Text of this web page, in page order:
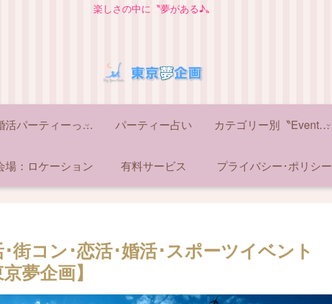
楽しさの中に〝夢がある♪〟
①：婚活パーティーってどうなの？ パーティー占い カテゴリー別〝Event日程〟
場：ロケーション 有料サービス プライバシー･ポリシー
街コン･恋活･婚活･スポーツイベント
夢企画】